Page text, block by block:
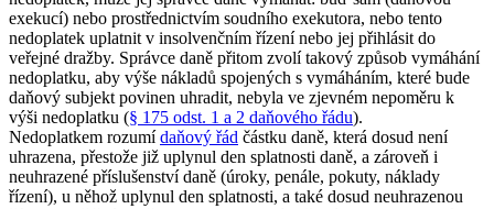
exekucí) nebo prostřednictvím soudního exekutora, nebo tento
nedoplatek uplatnit v insolvenčním řízení nebo jej přihlásit do
veřejné dražby. Správce daně přitom zvolí takový způsob vymáhání
nedoplatku, aby výše nákladů spojených s vymáháním, které bude
daňový subjekt povinen uhradit, nebyla ve zjevném nepoměru k
výši nedoplatku (§ 175 odst. 1 a 2 daňového řádu).
Nedoplatkem rozumídaňový řád částku daně, která dosud není
uhrazena, přestože již uplynul den splatnosti daně, a zároveň i
neuhrazené příslušenství daně (úroky, penále, pokuty, náklady
řízení), u něhož uplynul den splatnosti, a také dosud neuhrazenou